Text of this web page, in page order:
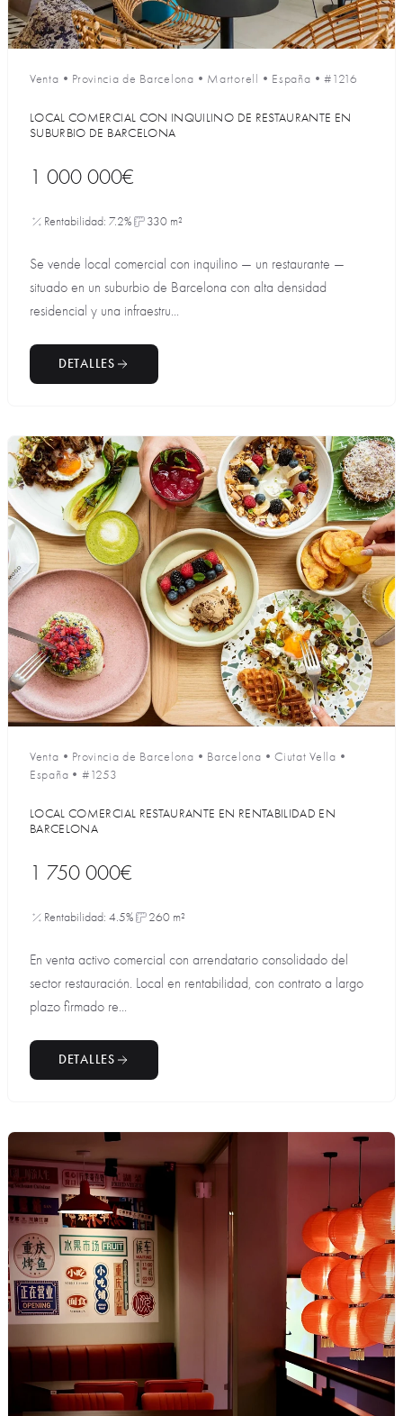
Venta • Provincia de Barcelona • Martorell • España •#1216
LOCAL COMERCIAL CON INQUILINO DE RESTAURANTE EN
SUBURBIO DE BARCELONA
1 000 000€
Rentabilidad: 7.2% 330 m²
Se vende local comercial con inquilino — un restaurante —
situado en un suburbio de Barcelona con alta densidad
residencial y una infraestru...
DETALLES
Venta • Provincia de Barcelona • Barcelona •Ciutat Vella •
España • #1253
LOCAL COMERCIAL RESTAURANTE EN RENTABILIDAD EN
BARCELONA
1 750 000€
Rentabilidad: 4.5% 260 m²
En venta activo comercial con arrendatario consolidado del
sector restauración. Local en rentabilidad, con contrato a largo
plazo firmado re...
DETALLES